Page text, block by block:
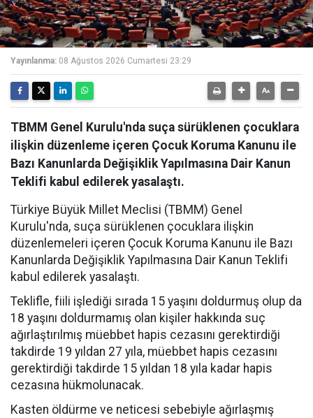
Yayınlanma: 08 Ağustos 2026 Cumartesi 23:29
TBMM Genel Kurulu'nda suça sürüklenen çocuklara
ilişkin düzenleme içeren Çocuk Koruma Kanunu ile
Bazı Kanunlarda Değişiklik Yapılmasına Dair Kanun
Teklifi kabul edilerek yasalaştı.
Türkiye Büyük Millet Meclisi (TBMM) Genel
Kurulu'nda, suça sürüklenen çocuklara ilişkin
düzenlemeleri içeren Çocuk Koruma Kanunu ile Bazı
Kanunlarda Değişiklik Yapılmasına Dair Kanun Teklifi
kabul edilerek yasalaştı.
Teklifle, fiili işlediği sırada 15 yaşını doldurmuş olup da
18 yaşını doldurmamış olan kişiler hakkında suç
ağırlaştırılmış müebbet hapis cezasını gerektirdiği
takdirde 19 yıldan 27 yıla, müebbet hapis cezasını
gerektirdiği takdirde 15 yıldan 18 yıla kadar hapis
cezasına hükmolunacak.
Kasten öldürme ve neticesi sebebiyle ağırlaşmış